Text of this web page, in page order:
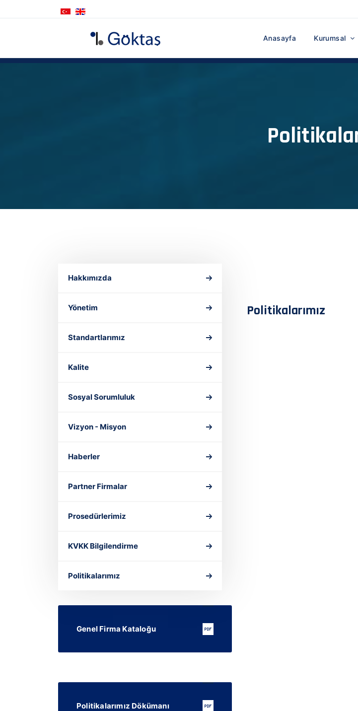
Anasayfa Kurumsal
Hakkımızda
Yönetim
Standartlarımız
Kalite
Sosyal Sorumluluk
Vizyon - Misyon
Haberler
Partner Firmalar
Prosedürlerimiz
KVKK Bilgilendirme
Politikalarımız
Genel Firma Kataloğu
Politikalarımız Dökümanı
Politikalarımız